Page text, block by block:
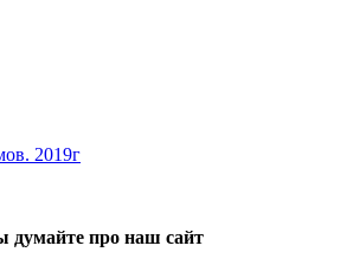
2019г
думайте про наш сайт